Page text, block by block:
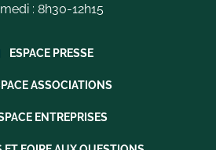
: 8h30-12h15
ESPACE PRESSE
ASSOCIATIONS
ENTREPRISES